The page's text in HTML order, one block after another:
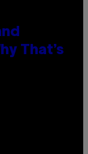
That’s